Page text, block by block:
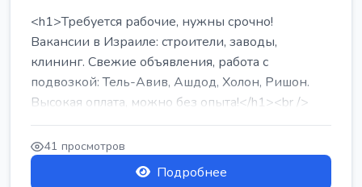
<h1>Требуется рабочие, нужны срочно!
Вакансии в Израиле: строители, заводы,
клининг. Свежие объявления, работа с
подвозкой: Тель-Авив, Ашдод, Холон, Ришон.
Высокая оплата, можно без опыта!</h1><br />
...
41 просмотров
Подробнее